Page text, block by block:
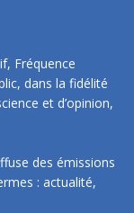
Fréquence
dans la fidélité
et d’opinion,
des émissions
: actualité,